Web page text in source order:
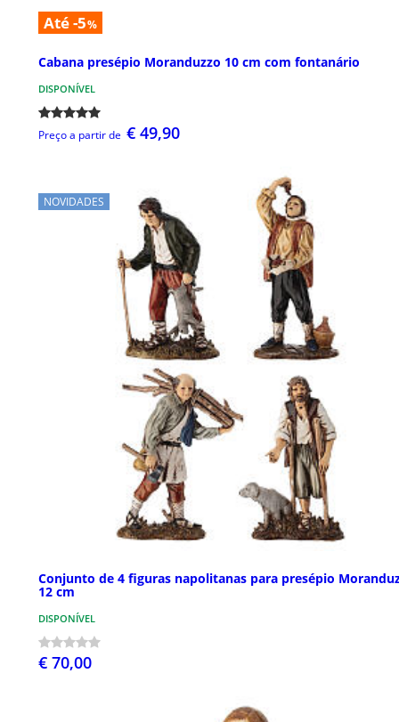
Até -5%
Cabana presépio Moranduzzo 10 cm com fontanário
DISPONÍVEL
Preço a partir de € 49,90
NOVIDADES
Conjunto de 4 figuras napolitanas para presépio
12 cm
DISPONÍVEL
€ 70,00